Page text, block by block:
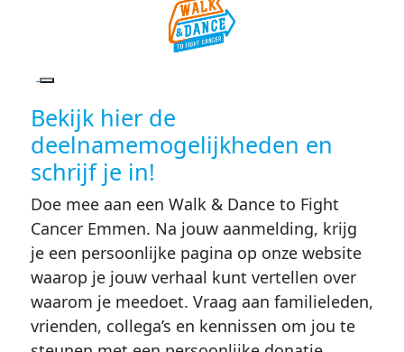
Bekijk hier de
deelnamemogelijkheden en
schrijf je in!
Doe mee aan een Walk & Dance to Fight
Cancer Emmen. Na jouw aanmelding, krijg
je een persoonlijke pagina op onze website
waarop je jouw verhaal kunt vertellen over
waarom je meedoet. Vraag aan familieleden,
vrienden, collega’s en kennissen om jou te